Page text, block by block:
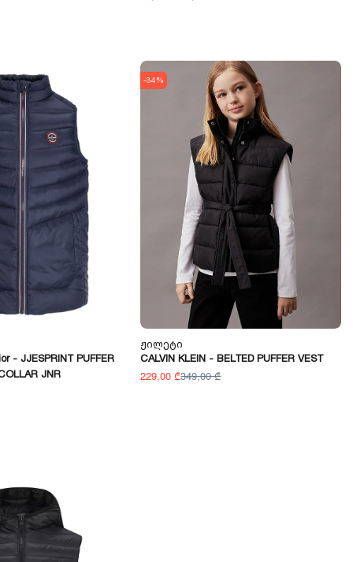
- JJESPRINT PUFFER
JNR
-34%
Ჟილეტი
CALVIN KLEIN - BELTED PUFFER VEST
229,00 ₾349,00 ₾